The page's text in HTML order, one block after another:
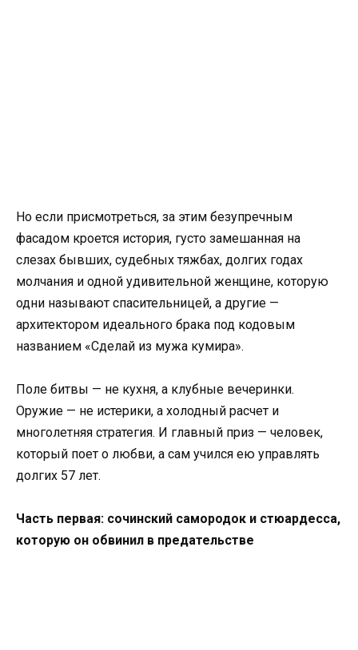
Но если присмотреться, за этим безупречным
фасадом кроется история, густо замешанная на
слезах бывших, судебных тяжбах, долгих годах
молчания и одной удивительной женщине, которую
одни называют спасительницей, а другие —
архитектором идеального брака под кодовым
названием «Сделай из мужа кумира».
Поле битвы — не кухня, а клубные вечеринки.
Оружие — не истерики, а холодный расчет и
многолетняя стратегия. И главный приз — человек,
который поет о любви, а сам учился ею управлять
долгих 57 лет.
Часть первая: сочинский самородок и стюардесса,
которую он обвинил в предательстве